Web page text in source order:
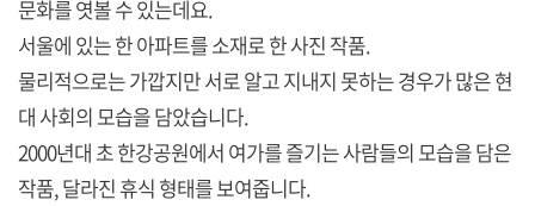
문화를 엿볼 수 있는데요.
서울에 있는 한 아파트를 소재로 한 사진 작품.
물리적으로는 가깝지만 서로 알고 지내지 못하는 경우가 많은 현
대 사회의 모습을 담았습니다.
2000년대 초 한강공원에서 여가를 즐기는 사람들의 모습을 담은
작품, 달라진 휴식 형태를 보여줍니다.